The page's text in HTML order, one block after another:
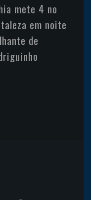
mete 4 no
em noite
de